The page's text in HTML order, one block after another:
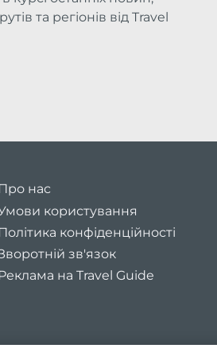
та регіонів від Travel
Про нас
користування
Політика конфіденційності
зв'язок
Реклама на Travel Guide